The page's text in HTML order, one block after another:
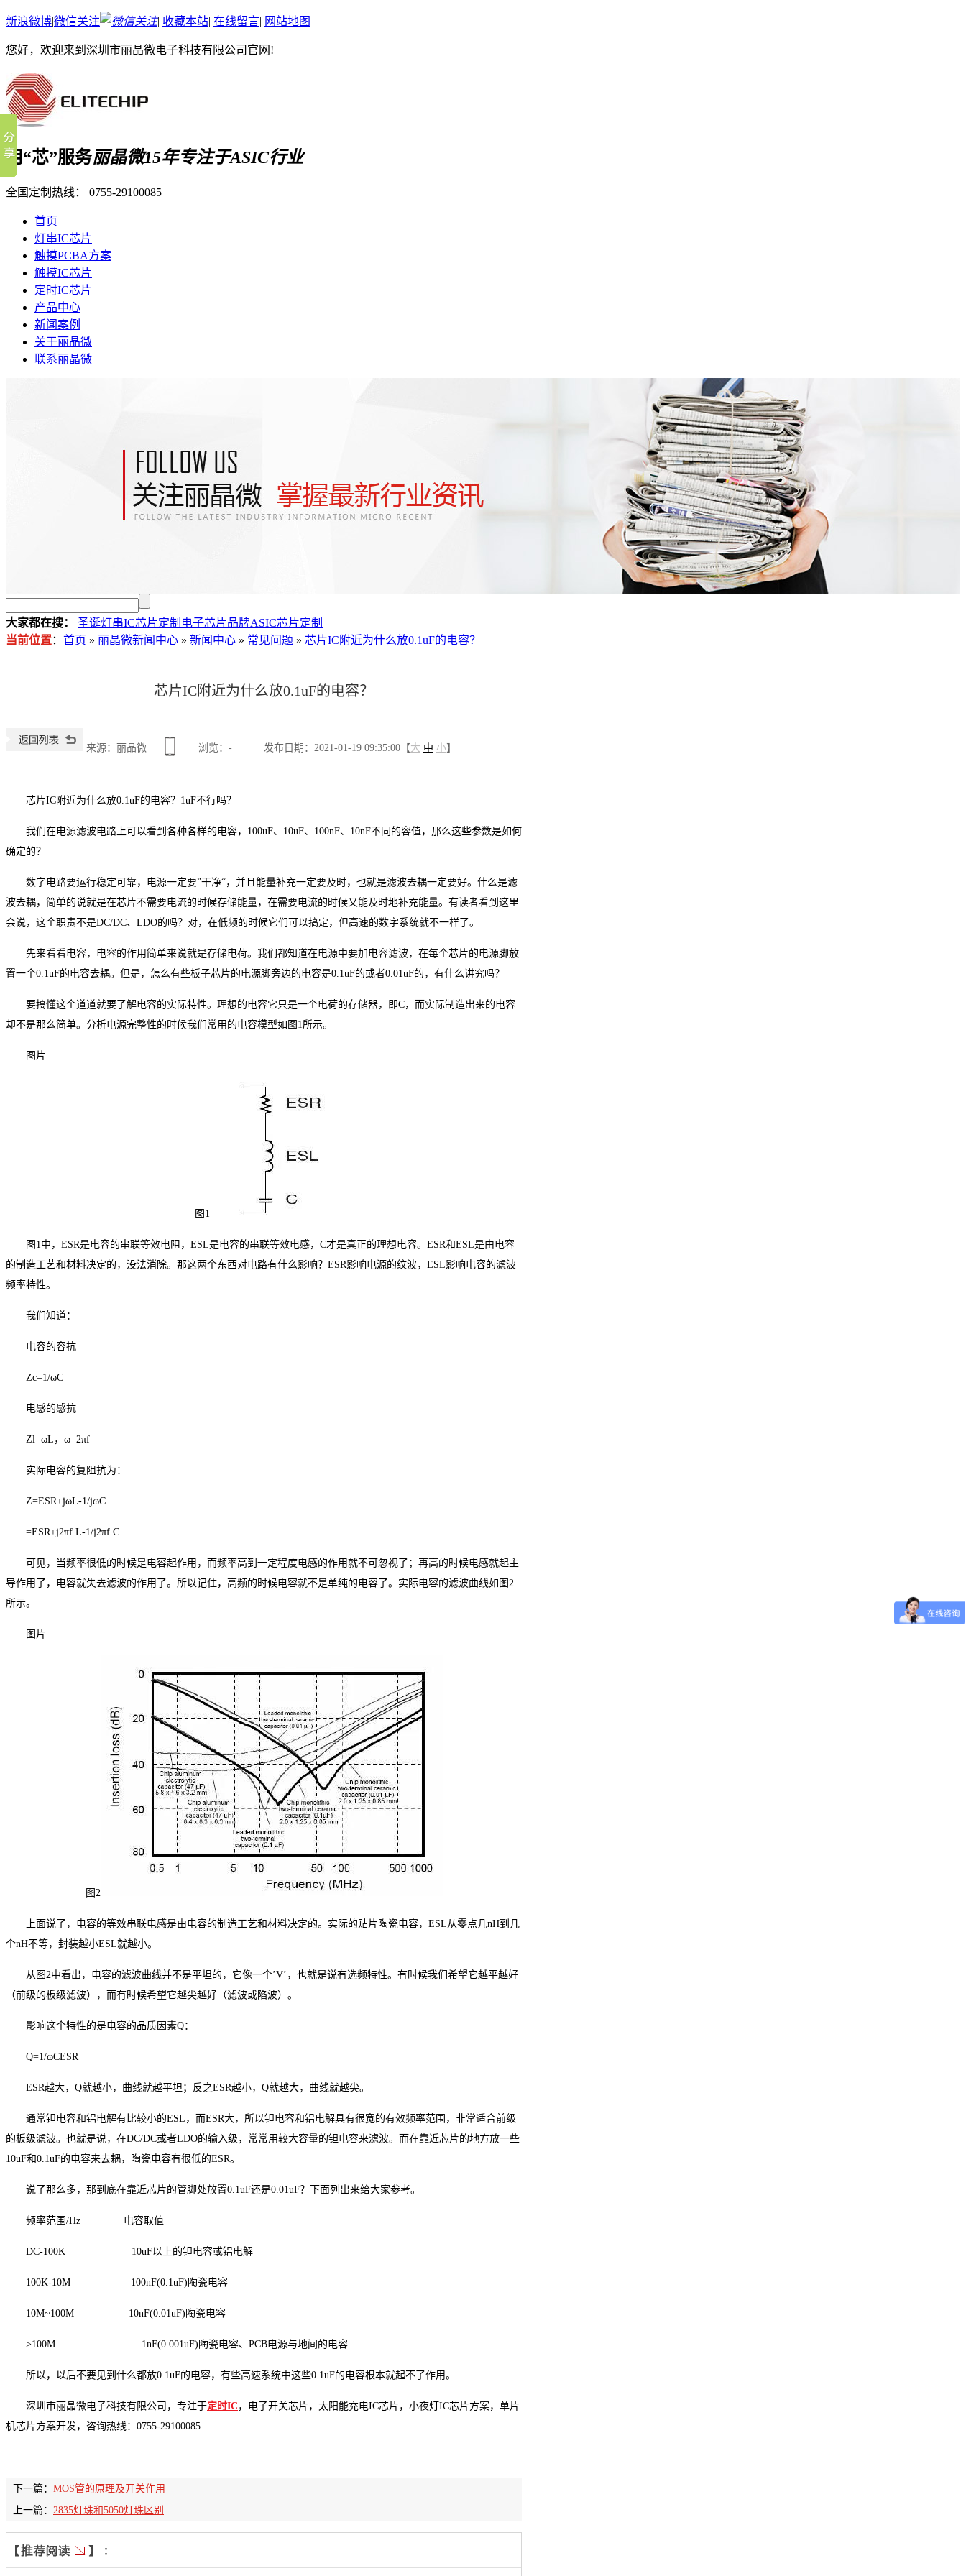
新浪微博|微信关注 | 收藏本站| 在线留言| 网站地图
您好，欢迎来到深圳市丽晶微电子科技有限公司官网!
用“芯”服务丽晶微15年专注于ASIC行业
全国定制热线： 0755-29100085
首页
灯串IC芯片
触摸PCBA方案
触摸IC芯片
定时IC芯片
产品中心
新闻案例
关于丽晶微
联系丽晶微
大家都在搜： 圣诞灯串IC芯片定制 电子芯片品牌ASIC芯片定制
当前位置： 首页 » 丽晶微新闻中心 » 新闻中心 » 常见问题 » 芯片IC附近为什么放0.1uF的电容？
芯片IC附近为什么放0.1uF的电容？
来源：丽晶微 浏览： - 发布日期：2021-01-19 09:35:00【大 中 小】
芯片IC附近为什么放0.1uF的电容？1uF不行吗？
我们在电源滤波电路上可以看到各种各样的电容，100uF、10uF、100nF、10nF不同的容值，那么这些参数是如何
确定的？
数字电路要运行稳定可靠，电源一定要”干净“，并且能量补充一定要及时，也就是滤波去耦一定要好。什么是滤
波去耦，简单的说就是在芯片不需要电流的时候存储能量，在需要电流的时候又能及时地补充能量。有读者看到这里
会说，这个职责不是DC/DC、LDO的吗？对，在低频的时候它们可以搞定，但高速的数字系统就不一样了。
先来看看电容，电容的作用简单来说就是存储电荷。我们都知道在电源中要加电容滤波，在每个芯片的电源脚放
置一个0.1uF的电容去耦。但是，怎么有些板子芯片的电源脚旁边的电容是0.1uF的或者0.01uF的，有什么讲究吗？
要搞懂这个道道就要了解电容的实际特性。理想的电容它只是一个电荷的存储器，即C，而实际制造出来的电容
却不是那么简单。分析电源完整性的时候我们常用的电容模型如图1所示。
图片
图1
图1中，ESR是电容的串联等效电阻，ESL是电容的串联等效电感，C才是真正的理想电容。ESR和ESL是由电容
的制造工艺和材料决定的，没法消除。那这两个东西对电路有什么影响？ESR影响电源的纹波，ESL影响电容的滤波
频率特性。
我们知道：
电容的容抗
Zc=1/ωC
电感的感抗
Zl=ωL，ω=2πf
实际电容的复阻抗为：
Z=ESR+jωL-1/jωC
=ESR+j2πf L-1/j2πf C
可见，当频率很低的时候是电容起作用，而频率高到一定程度电感的作用就不可忽视了；再高的时候电感就起主
导作用了，电容就失去滤波的作用了。所以记住，高频的时候电容就不是单纯的电容了。实际电容的滤波曲线如图2
所示。
图片
图2
上面说了，电容的等效串联电感是由电容的制造工艺和材料决定的。实际的贴片陶瓷电容，ESL从零点几nH到几
个nH不等，封装越小ESL就越小。
从图2中看出，电容的滤波曲线并不是平坦的，它像一个’V’，也就是说有选频特性。有时候我们希望它越平越好
（前级的板级滤波），而有时候希望它越尖越好（滤波或陷波）。
影响这个特性的是电容的品质因素Q：
Q=1/ωCESR
ESR越大，Q就越小，曲线就越平坦；反之ESR越小，Q就越大，曲线就越尖。
通常钽电容和铝电解有比较小的ESL，而ESR大，所以钽电容和铝电解具有很宽的有效频率范围，非常适合前级
的板级滤波。也就是说，在DC/DC或者LDO的输入级，常常用较大容量的钽电容来滤波。而在靠近芯片的地方放一些
10uF和0.1uF的电容来去耦，陶瓷电容有很低的ESR。
说了那么多，那到底在靠近芯片的管脚处放置0.1uF还是0.01uF？下面列出来给大家参考。
频率范围/Hz 电容取值
DC-100K 10uF以上的钽电容或铝电解
100K-10M 100nF(0.1uF)陶瓷电容
10M~100M 10nF(0.01uF)陶瓷电容
>100M 1nF(0.001uF)陶瓷电容、PCB电源与地间的电容
所以，以后不要见到什么都放0.1uF的电容，有些高速系统中这些0.1uF的电容根本就起不了作用。
深圳市丽晶微电子科技有限公司，专注于定时IC ，电子开关芯片，太阳能充电IC芯片，小夜灯IC芯片方案，单片
机芯片方案开发，咨询热线：0755-29100085
下一篇： MOS管的原理及开关作用
上一篇： 2835灯珠和5050灯珠区别